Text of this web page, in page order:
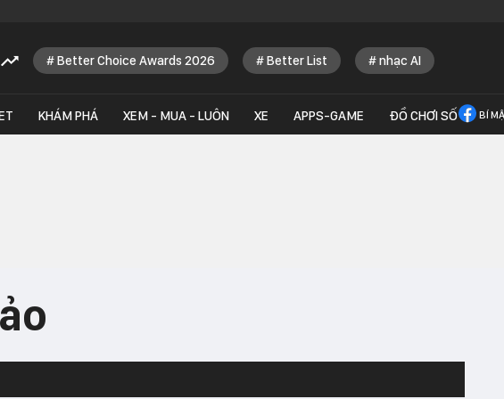
Better Choice Awards 2026 Better List nhạc AI
KHÁM PHÁ XEM - MUA - LUÔN XE APPS-GAME ĐỒ CHƠI SỐ BÍ